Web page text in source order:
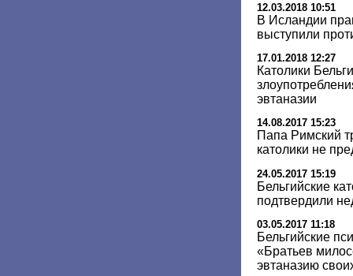
12.03.2018 10:51
В Исландии
выступили
17.01.2018 12:27
Католики
эвтаназии
14.08.2017 15:23
Папа Римский
католики не
24.05.2017 15:19
Бельгийские
подтвердили
03.05.2017 11:18
Бельгийские
«Братьев
эвтаназию